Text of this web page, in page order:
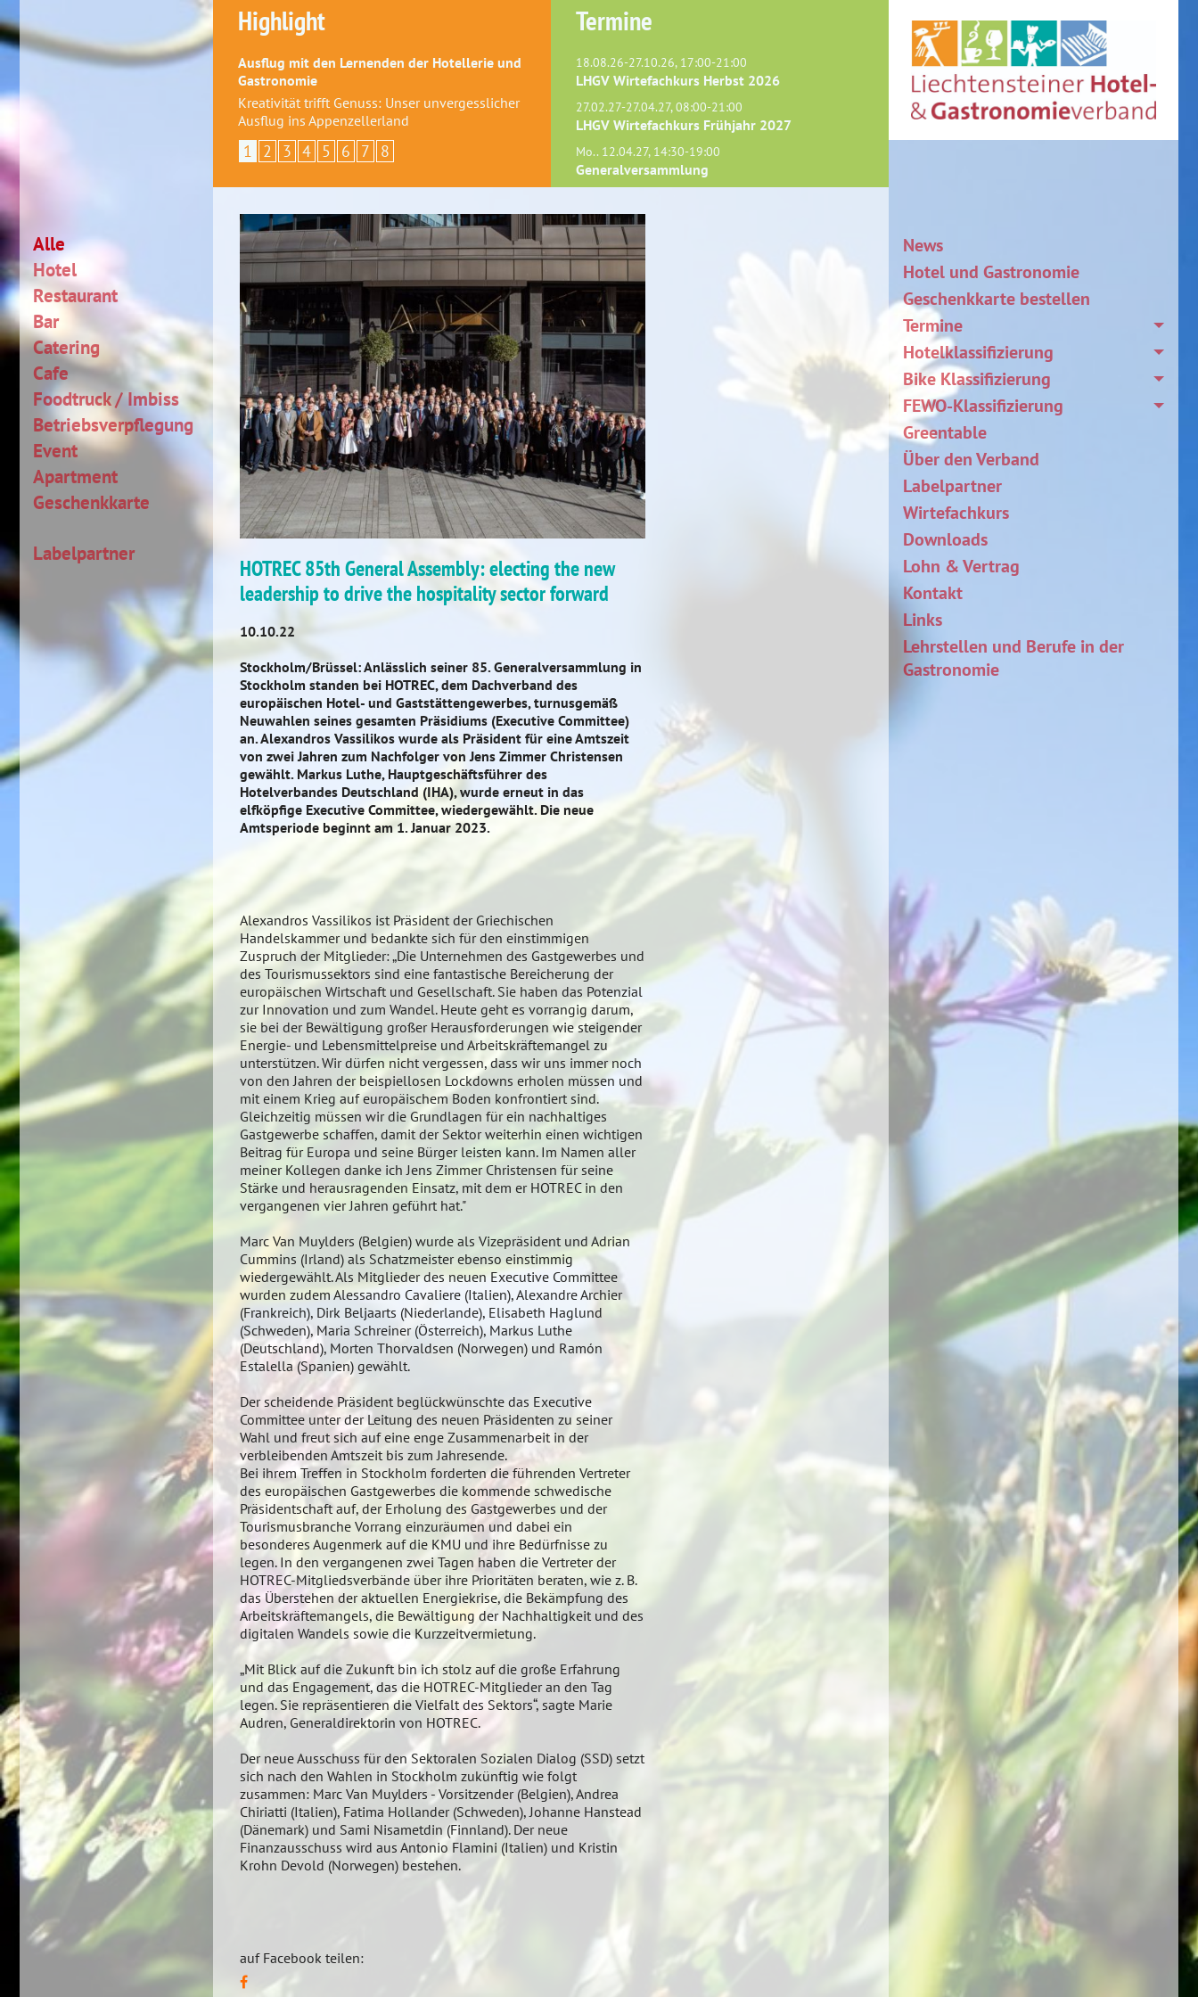
Alle
Hotel
Restaurant
Bar
Catering
Cafe
Foodtruck / Imbiss
Betriebsverpflegung
Event
Apartment
Geschenkkarte
Labelpartner
Highlight
Ausflug mit den Lernenden der Hotellerie und
Gastronomie
Kreativität trifft Genuss: Unser unvergesslicher
Ausflug ins Appenzellerland
1 2 3 4 5 6 7 8
Termine
18.08.26-27.10.26, 17:00-21:00
LHGV Wirtefachkurs Herbst 2026
27.02.27-27.04.27, 08:00-21:00
LHGV Wirtefachkurs Frühjahr 2027
Mo.. 12.04.27, 14:30-19:00
Generalversammlung
HOTREC 85th General Assembly: electing the new
leadership to drive the hospitality sector forward
10.10.22
Stockholm/Brüssel: Anlässlich seiner 85. Generalversammlung in
Stockholm standen bei HOTREC, dem Dachverband des
europäischen Hotel- und Gaststättengewerbes, turnusgemäß
Neuwahlen seines gesamten Präsidiums (Executive Committee)
an. Alexandros Vassilikos wurde als Präsident für eine Amtszeit
von zwei Jahren zum Nachfolger von Jens Zimmer Christensen
gewählt. Markus Luthe, Hauptgeschäftsführer des
Hotelverbandes Deutschland (IHA), wurde erneut in das
elfköpfige Executive Committee, wiedergewählt. Die neue
Amtsperiode beginnt am 1. Januar 2023.
Alexandros Vassilikos ist Präsident der Griechischen
Handelskammer und bedankte sich für den einstimmigen
Zuspruch der Mitglieder: „Die Unternehmen des Gastgewerbes und
des Tourismussektors sind eine fantastische Bereicherung der
europäischen Wirtschaft und Gesellschaft. Sie haben das Potenzial
zur Innovation und zum Wandel. Heute geht es vorrangig darum,
sie bei der Bewältigung großer Herausforderungen wie steigender
Energie- und Lebensmittelpreise und Arbeitskräftemangel zu
unterstützen. Wir dürfen nicht vergessen, dass wir uns immer noch
von den Jahren der beispiellosen Lockdowns erholen müssen und
mit einem Krieg auf europäischem Boden konfrontiert sind.
Gleichzeitig müssen wir die Grundlagen für ein nachhaltiges
Gastgewerbe schaffen, damit der Sektor weiterhin einen wichtigen
Beitrag für Europa und seine Bürger leisten kann. Im Namen aller
meiner Kollegen danke ich Jens Zimmer Christensen für seine
Stärke und herausragenden Einsatz, mit dem er HOTREC in den
vergangenen vier Jahren geführt hat."
Marc Van Muylders (Belgien) wurde als Vizepräsident und Adrian
Cummins (Irland) als Schatzmeister ebenso einstimmig
wiedergewählt. Als Mitglieder des neuen Executive Committee
wurden zudem Alessandro Cavaliere (Italien), Alexandre Archier
(Frankreich), Dirk Beljaarts (Niederlande), Elisabeth Haglund
(Schweden), Maria Schreiner (Österreich), Markus Luthe
(Deutschland), Morten Thorvaldsen (Norwegen) und Ramón
Estalella (Spanien) gewählt.
Der scheidende Präsident beglückwünschte das Executive
Committee unter der Leitung des neuen Präsidenten zu seiner
Wahl und freut sich auf eine enge Zusammenarbeit in der
verbleibenden Amtszeit bis zum Jahresende.
Bei ihrem Treffen in Stockholm forderten die führenden Vertreter
des europäischen Gastgewerbes die kommende schwedische
Präsidentschaft auf, der Erholung des Gastgewerbes und der
Tourismusbranche Vorrang einzuräumen und dabei ein
besonderes Augenmerk auf die KMU und ihre Bedürfnisse zu
legen. In den vergangenen zwei Tagen haben die Vertreter der
HOTREC-Mitgliedsverbände über ihre Prioritäten beraten, wie z. B.
das Überstehen der aktuellen Energiekrise, die Bekämpfung des
Arbeitskräftemangels, die Bewältigung der Nachhaltigkeit und des
digitalen Wandels sowie die Kurzzeitvermietung.
„Mit Blick auf die Zukunft bin ich stolz auf die große Erfahrung
und das Engagement, das die HOTREC-Mitglieder an den Tag
legen. Sie repräsentieren die Vielfalt des Sektors“, sagte Marie
Audren, Generaldirektorin von HOTREC.
Der neue Ausschuss für den Sektoralen Sozialen Dialog (SSD) setzt
sich nach den Wahlen in Stockholm zukünftig wie folgt
zusammen: Marc Van Muylders - Vorsitzender (Belgien), Andrea
Chiriatti (Italien), Fatima Hollander (Schweden), Johanne Hanstead
(Dänemark) und Sami Nisametdin (Finnland). Der neue
Finanzausschuss wird aus Antonio Flamini (Italien) und Kristin
Krohn Devold (Norwegen) bestehen.
auf Facebook teilen:
News
Hotel und Gastronomie
Geschenkkarte bestellen
Termine
Hotelklassifizierung
Bike Klassifizierung
FEWO-Klassifizierung
Greentable
Über den Verband
Labelpartner
Wirtefachkurs
Downloads
Lohn & Vertrag
Kontakt
Links
Lehrstellen und Berufe in der
Gastronomie